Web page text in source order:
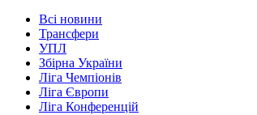
Всі новини
Трансфери
УПЛ
Збірна України
Ліга Чемпіонів
Ліга Європи
Ліга Конференцій